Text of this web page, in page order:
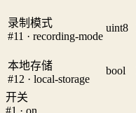
录制模式
#11 · recording-mode
uint8
本地存储
#12 · local-storage
bool
开关
#1 · on